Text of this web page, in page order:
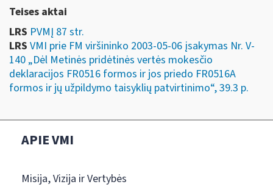
Teises aktai
LRS PVMĮ 87 str.
LRS VMI prie FM viršininko 2003-05-06 įsakymas Nr. V-
140 „Dėl Metinės pridėtinės vertės mokesčio
deklaracijos FR0516 formos ir jos priedo FR0516A
formos ir jų užpildymo taisyklių patvirtinimo“, 39.3 p.
APIE VMI
Misija, Vizija ir Vertybės